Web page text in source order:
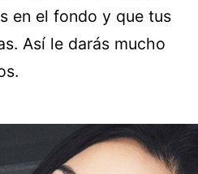
en el fondo y que tus
Así le darás mucho